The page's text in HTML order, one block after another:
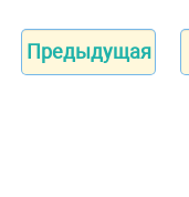
Предыдущая